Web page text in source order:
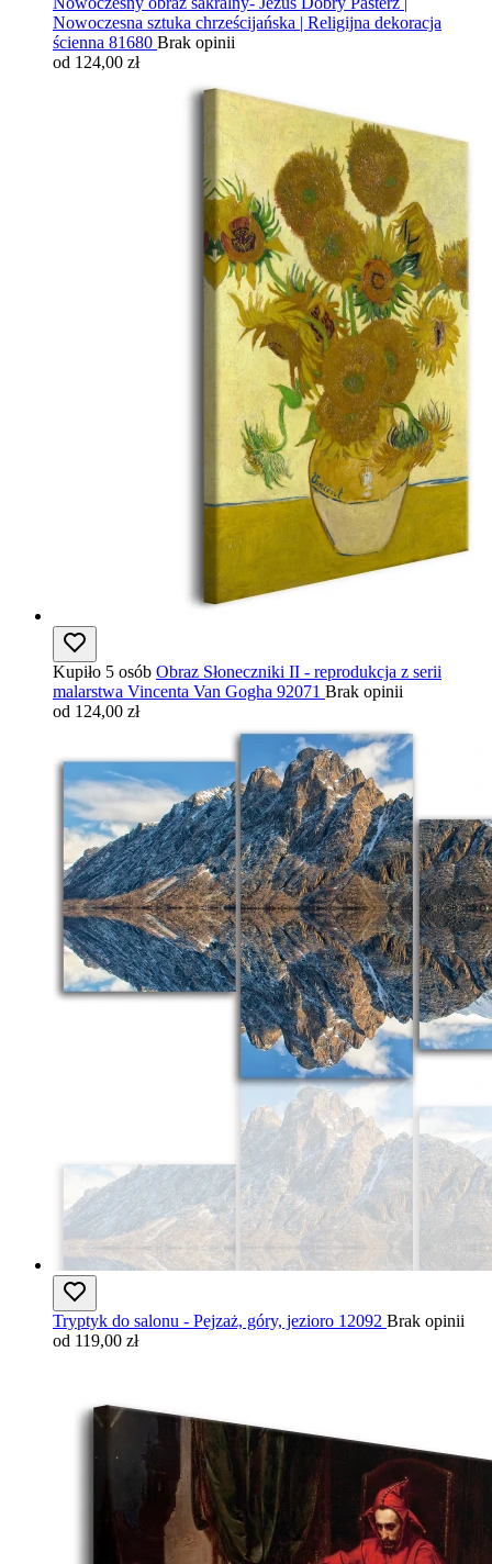
Nowoczesna sztuka chrześcijańska | Religijna dekoracja
ścienna 81680 Brak opinii
od 124,00 zł
Kupiło 5 osób Obraz Słoneczniki II - reprodukcja z serii
malarstwa Vincenta Van Gogha 92071 Brak opinii
od 124,00 zł
Tryptyk do salonu - Pejzaż, góry, jezioro 12092 Brak opinii
od 119,00 zł